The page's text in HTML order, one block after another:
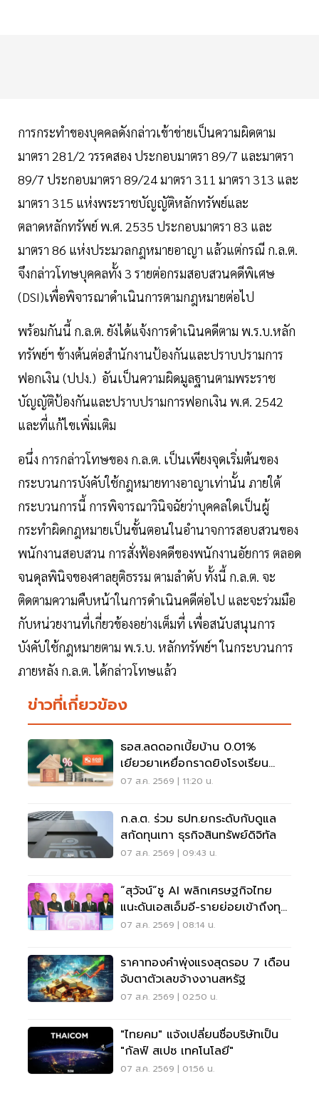
การกระทำของบุคคลดังกล่าวเข้าข่ายเป็นความผิดตาม
มาตรา 281/2 วรรคสอง ประกอบมาตรา 89/7 และมาตรา
89/7 ประกอบมาตรา 89/24 มาตรา 311 มาตรา 313 และ
มาตรา 315 แห่งพระราชบัญญัติหลักทรัพย์และ
ตลาดหลักทรัพย์ พ.ศ. 2535 ประกอบมาตรา 83 และ
มาตรา 86 แห่งประมวลกฎหมายอาญา แล้วแต่กรณี ก.ล.ต.
จึงกล่าวโทษบุคคลทั้ง 3 รายต่อกรมสอบสวนคดีพิเศษ
(DSI)เพื่อพิจารณาดำเนินการตามกฎหมายต่อไป
พร้อมกันนี้ ก.ล.ต. ยังได้แจ้งการดำเนินคดีตาม พ.ร.บ.หลัก
ทรัพย์ฯ ข้างต้นต่อสำนักงานป้องกันและปราบปรามการ
ฟอกเงิน (ปปง.) อันเป็นความผิดมูลฐานตามพระราช
บัญญัติป้องกันและปราบปรามการฟอกเงิน พ.ศ. 2542
และที่แก้ไขเพิ่มเติม
อนึ่ง การกล่าวโทษของ ก.ล.ต. เป็นเพียงจุดเริ่มต้นของ
กระบวนการบังคับใช้กฎหมายทางอาญาเท่านั้น ภายใต้
กระบวนการนี้ การพิจารณาวินิจฉัยว่าบุคคลใดเป็นผู้
กระทำผิดกฎหมายเป็นขั้นตอนในอำนาจการสอบสวนของ
พนักงานสอบสวน การสั่งฟ้องคดีของพนักงานอัยการ ตลอด
จนดุลพินิจของศาลยุติธรรม ตามลำดับ ทั้งนี้ ก.ล.ต. จะ
ติดตามความคืบหน้าในการดำเนินคดีต่อไป และจะร่วมมือ
กับหน่วยงานที่เกี่ยวข้องอย่างเต็มที่ เพื่อสนับสนุนการ
บังคับใช้กฎหมายตาม พ.ร.บ. หลักทรัพย์ฯ ในกระบวนการ
ภายหลัง ก.ล.ต. ได้กล่าวโทษแล้ว
ข่าวที่เกี่ยวข้อง
ธอส.ลดดอกเบี้ยบ้าน 0.01%
เยียวยาเหยื่อกราดยิงโรงเรียน
จ.นนทบุรี
07 ส.ค. 2569 | 11:20 น.
ก.ล.ต. ร่วม ธปท.ยกระดับกับดูแล
สกัดทุนเทา ธุรกิจสินทรัพย์ดิจิทัล
07 ส.ค. 2569 | 09:43 น.
“สุวัจน์”ชู AI พลิกเศรษฐกิจไทย
แนะดันเอสเอ็มอี-รายย่อยเข้าถึงทุน
ฝ่าวิกฤต
07 ส.ค. 2569 | 08:14 น.
ราคาทองคำพุ่งแรงสุดรอบ 7 เดือน
จับตาตัวเลขจ้างงานสหรัฐ
07 ส.ค. 2569 | 02:50 น.
"ไทยคม" แจ้งเปลี่ยนชื่อบริษัทเป็น
"กัลฟ์ สเปซ เทคโนโลยี"
07 ส.ค. 2569 | 01:56 น.